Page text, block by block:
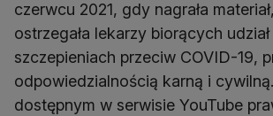
czerwcu 2021, gdy nagrała
ostrzegała lekarzy biorących
szczepieniach przeciw COVID-19,
odpowiedzialnością karną i
dostępnym w serwisie YouTube